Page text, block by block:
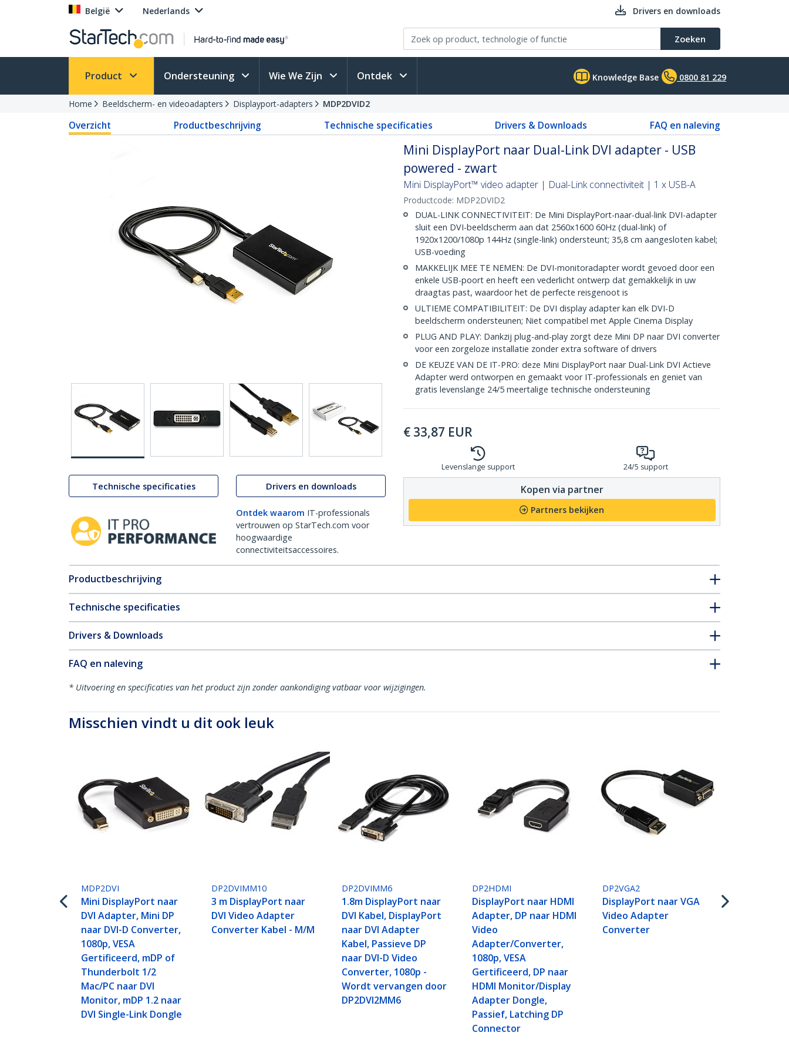
België Nederlands Drivers en downloads
Zoeken
Product Ondersteuning Wie We Zijn Ontdek Knowledge Base 0800 81 229
Home Beeldscherm- en videoadapters Displayport-adapters MDP2DVID2
Overzicht Productbeschrijving Technische specificaties Drivers & Downloads FAQ en naleving
Technische specificaties Drivers en downloads
Ontdek waarom IT-professionals
vertrouwen op StarTech.com voor
hoogwaardige
connectiviteitsaccessoires.
Mini DisplayPort naar Dual-Link DVI adapter - USB
powered - zwart
Mini DisplayPort™ video adapter | Dual-Link connectiviteit | 1 x USB-A
Productcode: MDP2DVID2
DUAL-LINK CONNECTIVITEIT: De Mini DisplayPort-naar-dual-link DVI-adapter
sluit een DVI-beeldscherm aan dat 2560x1600 60Hz (dual-link) of
1920x1200/1080p 144Hz (single-link) ondersteunt; 35,8 cm aangesloten kabel;
USB-voeding
MAKKELIJK MEE TE NEMEN: De DVI-monitoradapter wordt gevoed door een
enkele USB-poort en heeft een vederlicht ontwerp dat gemakkelijk in uw
draagtas past, waardoor het de perfecte reisgenoot is
ULTIEME COMPATIBILITEIT: De DVI display adapter kan elk DVI-D
beeldscherm ondersteunen; Niet compatibel met Apple Cinema Display
PLUG AND PLAY: Dankzij plug-and-play zorgt deze Mini DP naar DVI converter
voor een zorgeloze installatie zonder extra software of drivers
DE KEUZE VAN DE IT-PRO: deze Mini DisplayPort naar Dual-Link DVI Actieve
Adapter werd ontworpen en gemaakt voor IT-professionals en geniet van
gratis levenslange 24/5 meertalige technische ondersteuning
€ 33,87 EUR
Levenslange support 24/5 support
Kopen via partner
Partners bekijken
Productbeschrijving
Technische specificaties
Drivers & Downloads
FAQ en naleving
* Uitvoering en specificaties van het product zijn zonder aankondiging vatbaar voor wijzigingen.
Misschien vindt u dit ook leuk
MDP2DVI
Mini DisplayPort naar
DVI Adapter, Mini DP
naar DVI-D Converter,
1080p, VESA
Gertificeerd, mDP of
Thunderbolt 1/2
Mac/PC naar DVI
Monitor, mDP 1.2 naar
DVI Single-Link Dongle
DP2DVIMM10
3 m DisplayPort naar
DVI Video Adapter
Converter Kabel - M/M
DP2DVIMM6
1.8m DisplayPort naar
DVI Kabel, DisplayPort
naar DVI Adapter
Kabel, Passieve DP
naar DVI-D Video
Converter, 1080p -
Wordt vervangen door
DP2DVI2MM6
DP2HDMI
DisplayPort naar HDMI
Adapter, DP naar HDMI
Video
Adapter/Converter,
1080p, VESA
Gertificeerd, DP naar
HDMI Monitor/Display
Adapter Dongle,
Passief, Latching DP
Connector
DP2VGA2
DisplayPort naar VGA
Video Adapter
Converter